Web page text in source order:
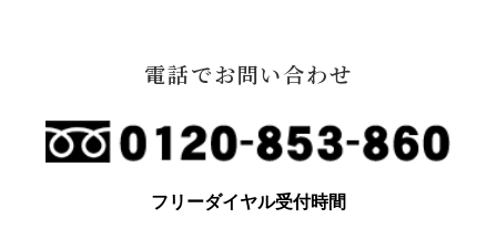
電話でお問い合わせ
フリーダイヤル受付時間